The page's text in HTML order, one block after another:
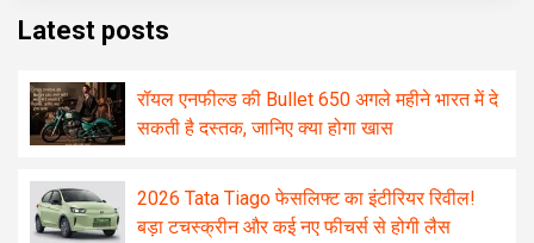
Latest posts
रॉयल एनफील्ड की Bullet 650 अगले महीने भारत में दे
सकती है दस्तक, जानिए क्या होगा खास
2026 Tata Tiago फेसलिफ्ट का इंटीरियर रिवील!
बड़ा टचस्क्रीन और कई नए फीचर्स से होगी लैस